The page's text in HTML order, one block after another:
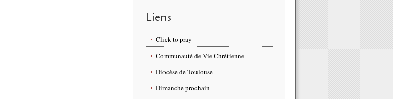
Liens
Click to pray
Communauté de Vie Chrétienne
Diocèse de Toulouse
Dimanche prochain